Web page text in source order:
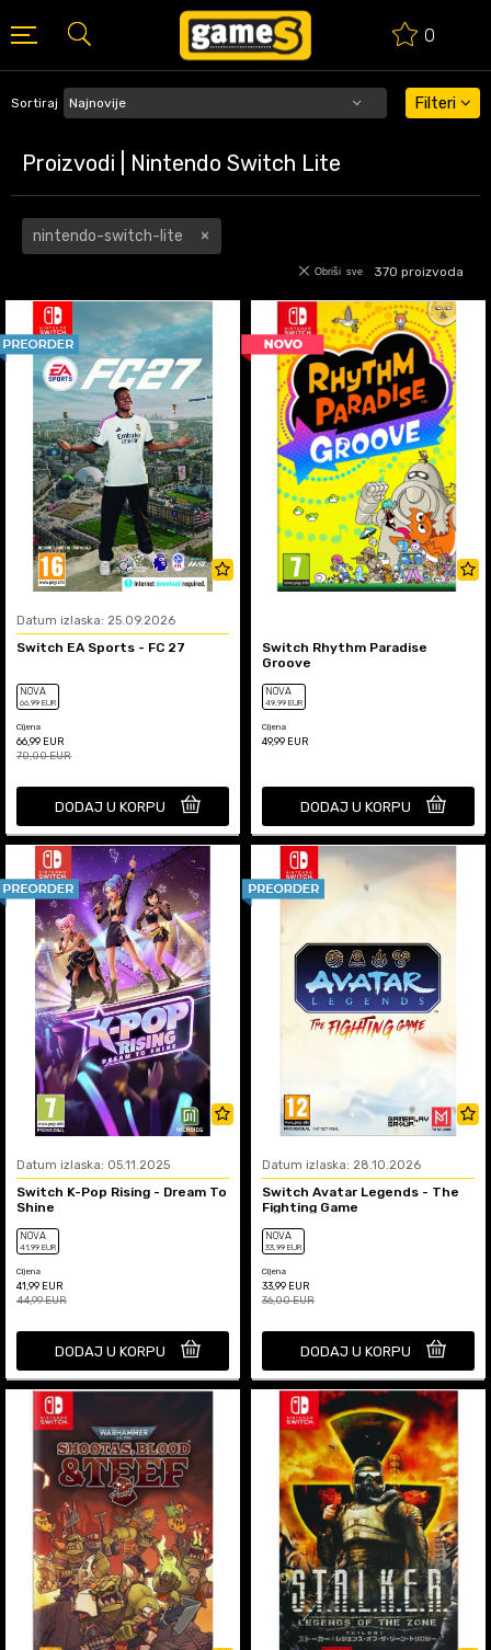
0
BESPLATNA ISPORUKA PORUDŽBINA PREKO 50 EUR
Proizvodi | Nintendo Switch Lite
Sortiraj Filteri
nintendo-switch-lite
370 proizvoda
Obriši sve
Datum izlaska: 25.09.2026
Switch EA Sports - FC 27
NOVA
66,99 EUR
Cijena
66,99 EUR
70,00EUR
DODAJ U KORPU
Switch Rhythm Paradise
Groove
NOVA
49,99 EUR
Cijena
49,99 EUR
DODAJ U KORPU
Datum izlaska: 05.11.2025
Switch K-Pop Rising - Dream To
Shine
NOVA
41,99 EUR
Cijena
41,99 EUR
44,99EUR
DODAJ U KORPU
Datum izlaska: 28.10.2026
Switch Avatar Legends - The
Fighting Game
NOVA
33,99 EUR
Cijena
33,99 EUR
36,00EUR
DODAJ U KORPU